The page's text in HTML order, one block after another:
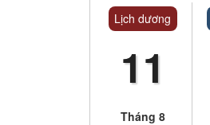
Lịch dương
11
Tháng 8